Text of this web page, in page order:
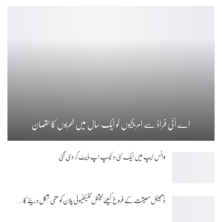
اے آئی فراڈ سے امریکیوں کو ایک سال میں کھربوں کا نقصان
واٹس ایپ میں ایک نئی دلچسپ اپ ڈیٹ کر دی گئی
ڈیجیٹل معیشت کے فروغ کیلئے نیشنل کنیکٹیوٹی پلان کو حتمی شکل دینے کا…